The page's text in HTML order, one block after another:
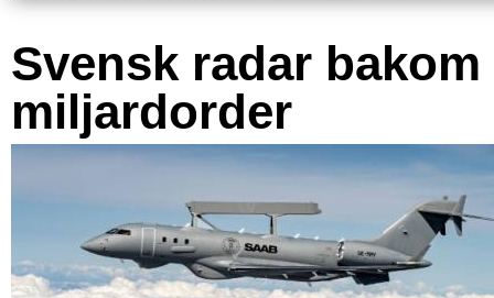
Svensk radar bakom
miljardorder